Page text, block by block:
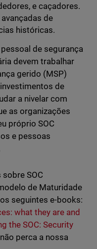
e caçadores.
de
históricas.
de segurança
devem trabalhar
gerido (MSP)
de
a nivelar com
as organizações
próprio SOC
e pessoas
SOC
de Maturidade
seguintes e-books:
what they are and
the SOC: Security
não perca a nossa